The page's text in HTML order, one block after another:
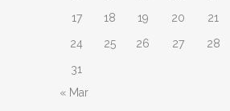
17
18 19 20 21
24
25 26 27 28
31
« Mar